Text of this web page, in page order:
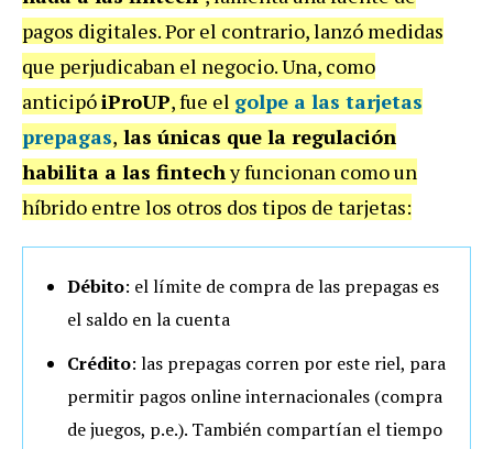
pagos digitales. Por el contrario, lanzó medidas
que perjudicaban el negocio.Una, como
anticipóiProUP, fue el golpe a las tarjetas
prepagas, las únicas que la regulación
habilita a las fintechy funcionan como un
híbrido entre los otros dos tipos de tarjetas:
Débito: el límite de compra de las prepagas es
el saldo en la cuenta
Crédito: las prepagas corren por este riel, para
permitir pagos online internacionales (compra
de juegos, p.e.). También compartían el tiempo